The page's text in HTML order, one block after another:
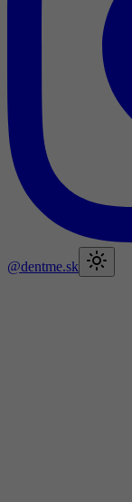
@dentme.sk